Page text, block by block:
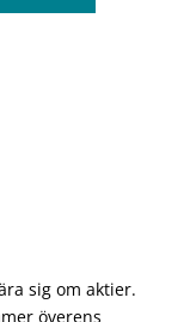
sig om aktier.
överens